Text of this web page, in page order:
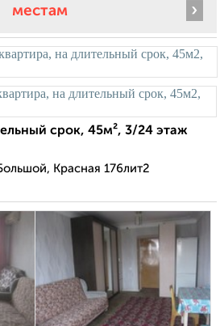
местам
›
срок, 45м², 3/24 этаж
Красная 176лит2